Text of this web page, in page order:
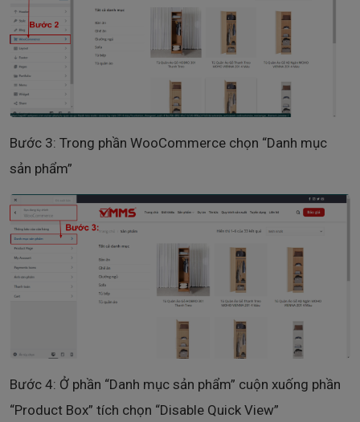
Bước 3: Trong phần WooCommerce chọn “Danh mục
sản phẩm”
Bước 4: Ở phần “Danh mục sản phẩm” cuộn xuống phần
“Product Box” tích chọn “Disable Quick View”